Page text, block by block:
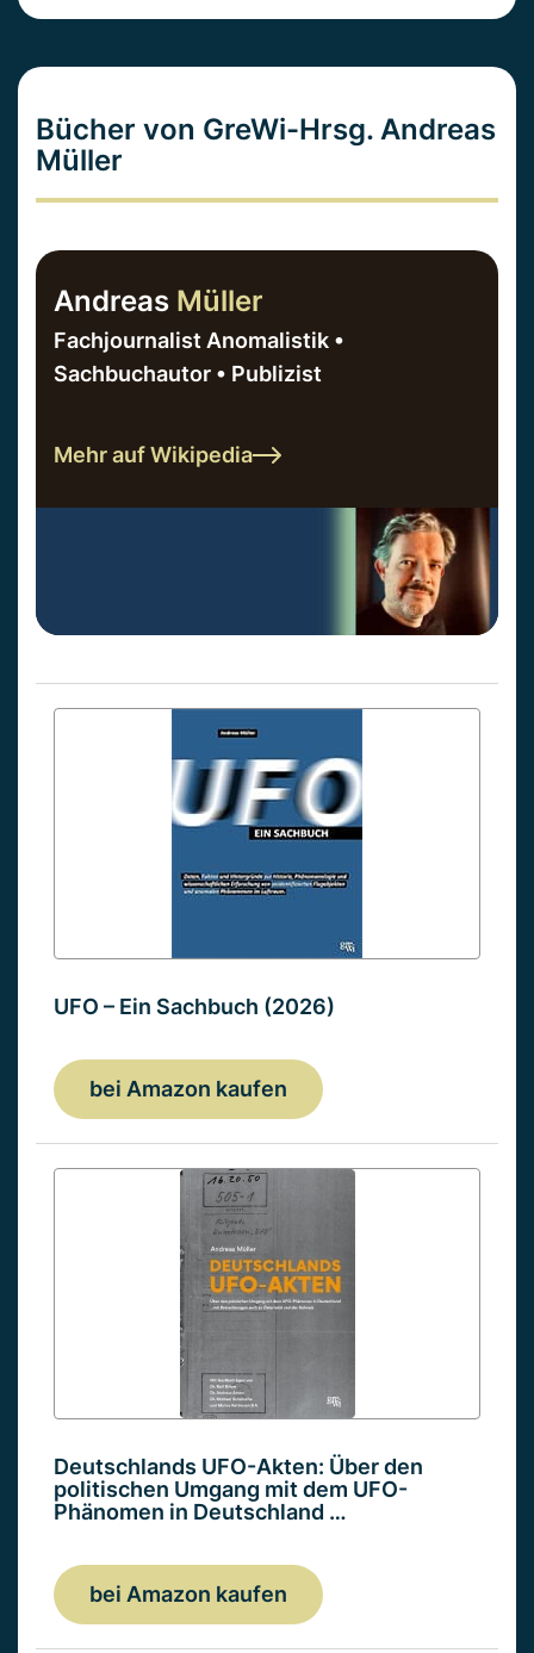
Bücher von GreWi-Hrsg. Andreas
Müller
Andreas Müller
Fachjournalist Anomalistik •
Sachbuchautor • Publizist
Mehr auf Wikipedia
UFO – Ein Sachbuch (2026)
bei Amazon kaufen
Deutschlands UFO-Akten: Über den
politischen Umgang mit dem UFO-
Phänomen in Deutschland …
bei Amazon kaufen